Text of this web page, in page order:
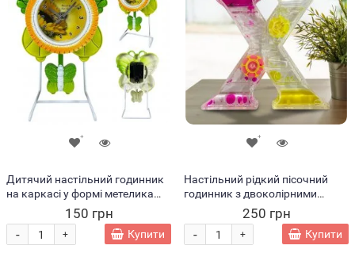
Дитячий настільний годинник
на каркасі у формі метелика
LM77-7301, Зелений (AHMD)
150 грн
+
- Купити
Настільний рідкий пісочний
годинник з двоколірними
краплями, у вигляді Х
250 грн
+
- Купити